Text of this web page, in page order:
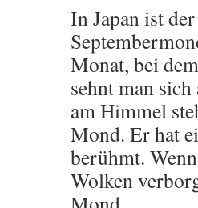
In Japan ist
Monat, bei
sehnt man
am Himmel
Mond. Er hat
berühmt.
Wolken